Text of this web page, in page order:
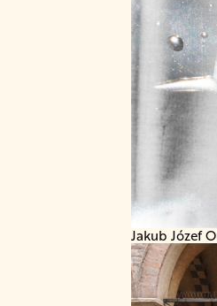
Jakub Józef